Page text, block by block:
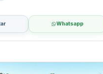
Whatsapp